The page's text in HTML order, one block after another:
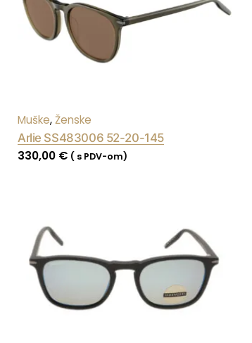
Muške,Ženske
Arlie SS483006 52-20-145
330,00 € ( s PDV-om)